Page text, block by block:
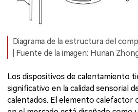
Diagrama de la estructura del
| Fuente de la imagen: Hunan
Los dispositivos de calentamiento
significativo en la calidad sensorial
calentados. El elemento calefactor